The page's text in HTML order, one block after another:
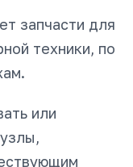
запчасти для
техники, по
или